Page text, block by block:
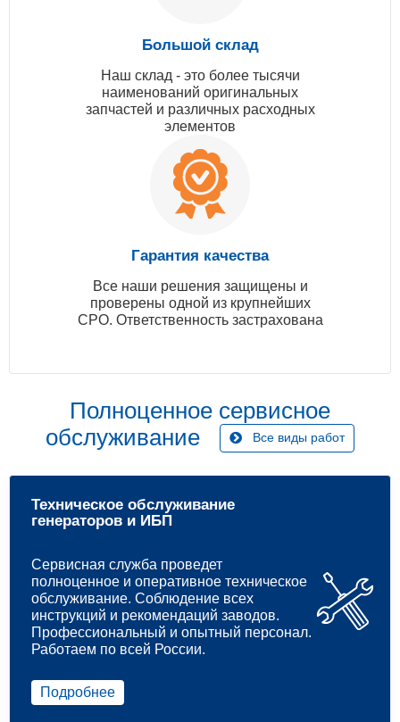
Большой склад
Наш склад - это более тысячи
наименований оригинальных
запчастей и различных расходных
элементов
Гарантия качества
Все наши решения защищены и
проверены одной из крупнейших
СРО. Ответственность застрахована
Полноценное сервисное
обслуживание
Все виды работ
Техническое обслуживание
генераторов и ИБП
Сервисная служба проведет
полноценное и оперативное техническое
обслуживание. Соблюдение всех
инструкций и рекомендаций заводов.
Профессиональный и опытный персонал.
Работаем по всей России.
Подробнее